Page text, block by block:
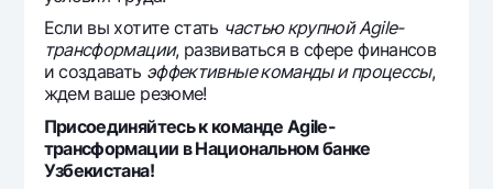
Если вы хотите стать частью крупной Agile-
трансформации, развиваться в сфере финансов
и создавать эффективные команды и процессы,
ждем ваше резюме!
Присоединяйтесь к команде Agile-
трансформации в Национальном банке
Узбекистана!